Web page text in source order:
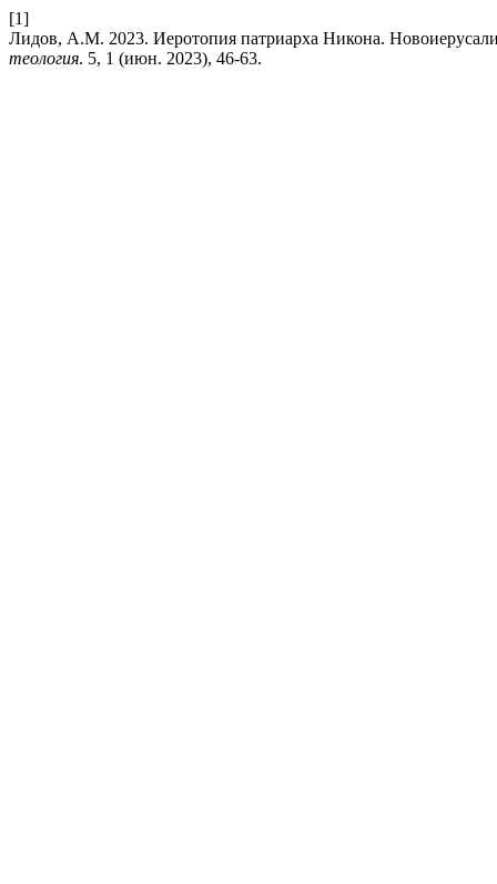
[1]
Лидов, А.М. 2023. Иеротопия патриарха Никона.
теология. 5, 1 (июн. 2023), 46-63.